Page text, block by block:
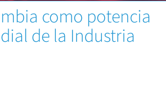
como potencia
de la Industria